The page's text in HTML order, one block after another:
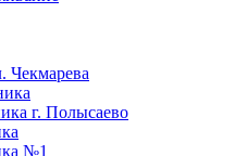
Чекмарева
г. Полысаево
№1